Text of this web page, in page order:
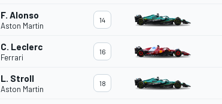
F. Alonso
Aston Martin
14
C. Leclerc
Ferrari
16
L. Stroll
Aston Martin
18